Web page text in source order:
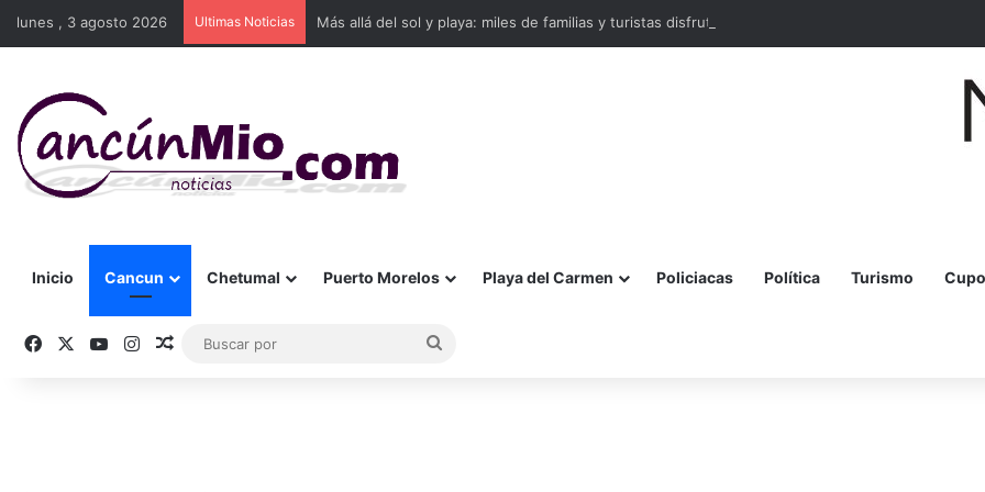
lunes , 3 agosto 2026 Ultimas Noticias Más allá del sol y playa: miles de familias y turistas disfrutan la Festa della Pizza en Malecón
Inicio Cancun Chetumal Puerto Morelos Playa del Carmen Policiacas Política Turismo
FacebookYouTubeInstagram
Publicación al azar